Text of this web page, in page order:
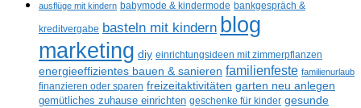
ausflüge mit kindern babymode & kindermode bankgespräch &
kreditvergabe basteln mit kindern blog
marketing diy einrichtungsideen mit zimmerpflanzen
energieeffizientes bauen & sanieren familienfeste familienurlaub
finanzieren oder sparen freizeitaktivitäten garten neu anlegen
gemütliches zuhause einrichten geschenke für kinder gesunde